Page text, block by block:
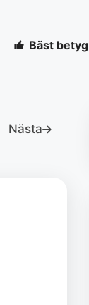
Bäst betyg
Nästa